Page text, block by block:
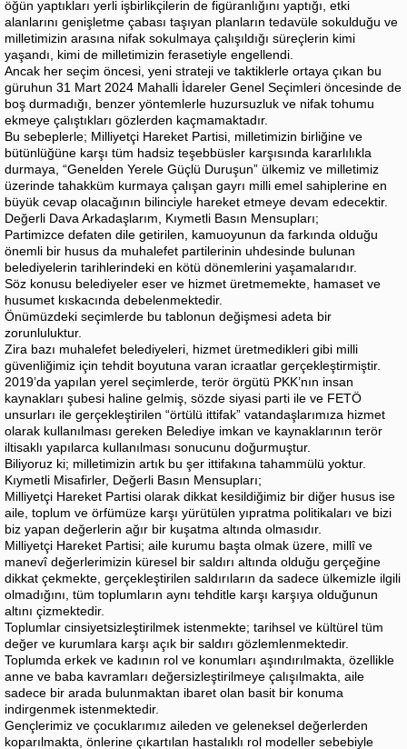
öğün yaptıkları yerli işbirlikçilerin de figüranlığını yaptığı, etki
alanlarını genişletme çabası taşıyan planların tedavüle sokulduğu ve
milletimizin arasına nifak sokulmaya çalışıldığı süreçlerin kimi
yaşandı, kimi de milletimizin ferasetiyle engellendi.
Ancak her seçim öncesi, yeni strateji ve taktiklerle ortaya çıkan bu
güruhun 31 Mart 2024 Mahalli İdareler Genel Seçimleri öncesinde de
boş durmadığı, benzer yöntemlerle huzursuzluk ve nifak tohumu
ekmeye çalıştıkları gözlerden kaçmamaktadır.
Bu sebeplerle; Milliyetçi Hareket Partisi, milletimizin birliğine ve
bütünlüğüne karşı tüm hadsiz teşebbüsler karşısında kararlılıkla
durmaya, “Genelden Yerele Güçlü Duruşun” ülkemiz ve milletimiz
üzerinde tahakküm kurmaya çalışan gayrı milli emel sahiplerine en
büyük cevap olacağının bilinciyle hareket etmeye devam edecektir.
Değerli Dava Arkadaşlarım, Kıymetli Basın Mensupları;
Partimizce defaten dile getirilen, kamuoyunun da farkında olduğu
önemli bir husus da muhalefet partilerinin uhdesinde bulunan
belediyelerin tarihlerindeki en kötü dönemlerini yaşamalarıdır.
Söz konusu belediyeler eser ve hizmet üretmemekte, hamaset ve
husumet kıskacında debelenmektedir.
Önümüzdeki seçimlerde bu tablonun değişmesi adeta bir
zorunluluktur.
Zira bazı muhalefet belediyeleri, hizmet üretmedikleri gibi milli
güvenliğimiz için tehdit boyutuna varan icraatlar gerçekleştirmiştir.
2019’da yapılan yerel seçimlerde, terör örgütü PKK’nın insan
kaynakları şubesi haline gelmiş, sözde siyasi parti ile ve FETÖ
unsurları ile gerçekleştirilen “örtülü ittifak” vatandaşlarımıza hizmet
olarak kullanılması gereken Belediye imkan ve kaynaklarının terör
iltisaklı yapılarca kullanılması sonucunu doğurmuştur.
Biliyoruz ki; milletimizin artık bu şer ittifakına tahammülü yoktur.
Kıymetli Misafirler, Değerli Basın Mensupları;
Milliyetçi Hareket Partisi olarak dikkat kesildiğimiz bir diğer husus ise
aile, toplum ve örfümüze karşı yürütülen yıpratma politikaları ve bizi
biz yapan değerlerin ağır bir kuşatma altında olmasıdır.
Milliyetçi Hareket Partisi; aile kurumu başta olmak üzere, millî ve
manevî değerlerimizin küresel bir saldırı altında olduğu gerçeğine
dikkat çekmekte, gerçekleştirilen saldırıların da sadece ülkemizle ilgili
olmadığını, tüm toplumların aynı tehditle karşı karşıya olduğunun
altını çizmektedir.
Toplumlar cinsiyetsizleştirilmek istenmekte; tarihsel ve kültürel tüm
değer ve kurumlara karşı açık bir saldırı gözlemlenmektedir.
Toplumda erkek ve kadının rol ve konumları aşındırılmakta, özellikle
anne ve baba kavramları değersizleştirilmeye çalışılmakta, aile
sadece bir arada bulunmaktan ibaret olan basit bir konuma
indirgenmek istenmektedir.
Gençlerimiz ve çocuklarımız aileden ve geleneksel değerlerden
koparılmakta, önlerine çıkartılan hastalıklı rol modeller sebebiyle